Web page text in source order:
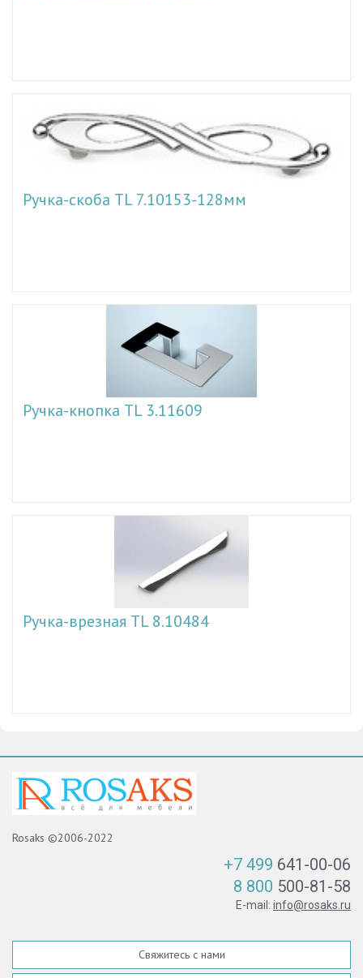
Ручка-скоба TL 7.10153-128мм
Ручка-кнопка TL 3.11609
Ручка-врезная TL 8.10484
Rosaks ©2006-2022
+7 499 641-00-06
8 800 500-81-58
E-mail: info@rosaks.ru
Свяжитесь с нами